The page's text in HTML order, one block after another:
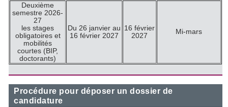
Deuxième
semestre 2026-
27
les stages
obligatoires et
mobilités
courtes (BIP,
doctorants)
Du 26 janvier au
16 février 2027
16 février
2027
Mi-mars
Procédure pour déposer un dossier de
candidature